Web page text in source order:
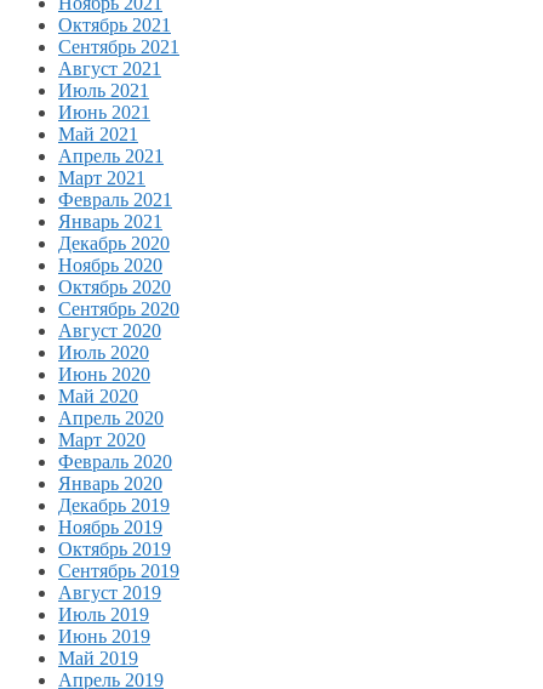
Октябрь 2021
Сентябрь 2021
Август 2021
Июль 2021
Июнь 2021
Май 2021
Апрель 2021
Март 2021
Февраль 2021
Январь 2021
Декабрь 2020
Ноябрь 2020
Октябрь 2020
Сентябрь 2020
Август 2020
Июль 2020
Июнь 2020
Май 2020
Апрель 2020
Март 2020
Февраль 2020
Январь 2020
Декабрь 2019
Ноябрь 2019
Октябрь 2019
Сентябрь 2019
Август 2019
Июль 2019
Июнь 2019
Май 2019
Апрель 2019